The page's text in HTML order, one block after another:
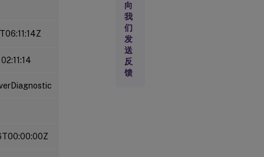
器
和
许
可
证
使
用
信
向
我
们
发
送
反
馈